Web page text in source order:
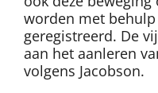
worden met
geregistreerd. De
aan het aanleren
volgens Jacobson.